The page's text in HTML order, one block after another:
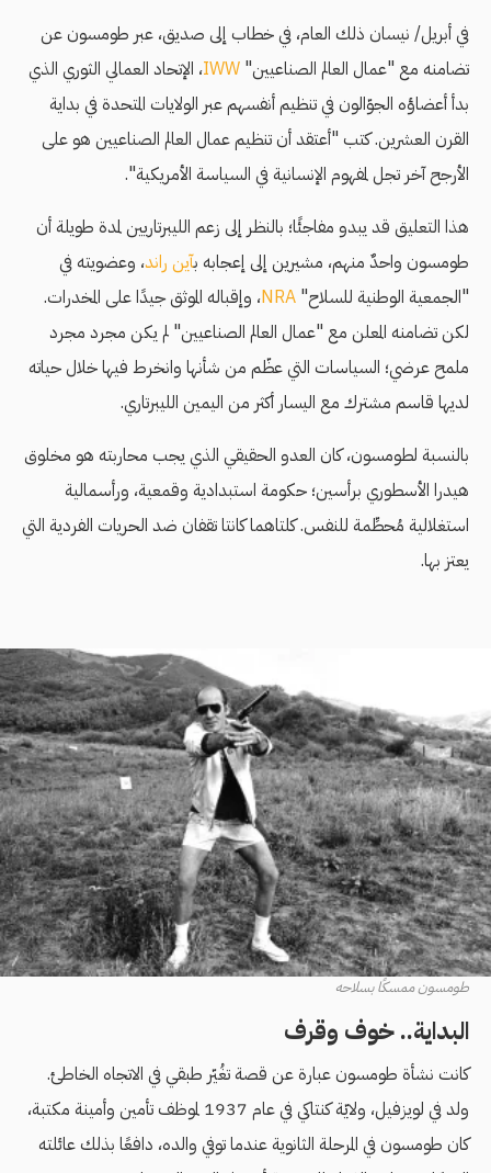
في أبريل/ نيسان ذلك العام، في خطاب إلى صديق، عبر طومسون عن
تضامنه مع "عمال العالم الصناعيين" IWW، الإتحاد العمالي الثوري الذي
بدأ أعضاؤه الجوّالون في تنظيم أنفسهم عبر الولايات المتحدة في بداية
القرن العشرين. كتب "أعتقد أن تنظيم عمال العالم الصناعيين هو على
الأرجح آخر تجل لمفهوم الإنسانية في السياسة الأمريكية".
هذا التعليق قد يبدو مفاجئًا؛ بالنظر إلى زعم الليبرتاريين لمدة طويلة أن
طومسون واحدٌ منهم، مشيرين إلى إعجابه بآين راند، وعضويته في
"الجمعية الوطنية للسلاح" NRA، وإقباله الموثق جيدًا على المخدرات.
لكن تضامنه المعلن مع "عمال العالم الصناعيين" لم يكن مجرد مجرد
ملمح عرضي؛ السياسات التي عظّم من شأنها وانخرط فيها خلال حياته
لديها قاسم مشترك مع اليسار أكثر من اليمين الليبرتاري.
بالنسبة لطومسون، كان العدو الحقيقي الذي يجب محاربته هو مخلوق
هيدرا الأسطوري برأسين؛ حكومة استبدادية وقمعية، ورأسمالية
استغلالية مُحطِّمة للنفس. كلتاهما كانتا تقفان ضد الحريات الفردية التي
يعتز بها.
طومسون ممسكًا بسلاحه
البداية.. خوف وقرف
كانت نشأة طومسون عبارة عن قصة تغُيّر طبقي في الاتجاه الخاطئ.
ولد في لويزفيل، ولايّة كنتاكي في عام 1937 لموظف تأمين وأمينة مكتبة،
كان طومسون في المرحلة الثانوية عندما توفي والده، دافعًا بذلك عائلته